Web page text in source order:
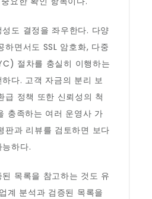
도 결정을 좌우한다. 다양
하면서도 SSL 암호화, 다중
절차를 충실히 이행하는
다. 고객 자금의 분리 보
급 정책 또한 신뢰성의 척
충족하는 여러 운영사 가
판과 리뷰를 검토하면 보다
하다.
목록을 참고하는 것도 유
계 분석과 검증된 목록을